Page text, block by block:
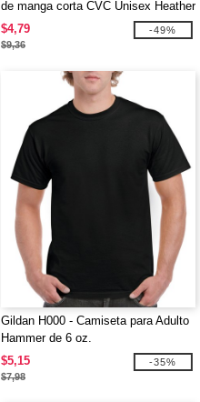
de manga corta CVC Unisex Heather
$4,79
$9,36
-49%
Gildan H000 - Camiseta para Adulto
Hammer de 6 oz.
$5,15
$7,98
-35%